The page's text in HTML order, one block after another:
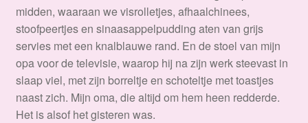
midden, waaraan we visrolletjes, afhaalchinees,
stoofpeertjes en sinaasappelpudding aten van grijs
servies met een knalblauwe rand. En de stoel van mijn
opa voor de televisie, waarop hij na zijn werk steevast in
slaap viel, met zijn borreltje en schoteltje met toastjes
naast zich. Mijn oma, die altijd om hem heen redderde.
Het is alsof het gisteren was.